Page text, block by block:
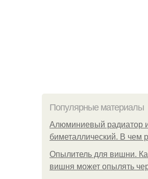
Популярные материалы
Алюминиевый радиатор
биметаллический. В чем
Опылитель для вишни.
вишня может опылять